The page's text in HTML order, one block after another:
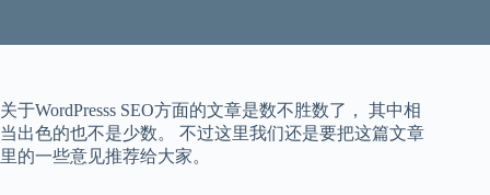
关于WordPresss SEO方面的文章是数不胜数了， 其中相
当出色的也不是少数。 不过这里我们还是要把这篇文章
里的一些意见推荐给大家。